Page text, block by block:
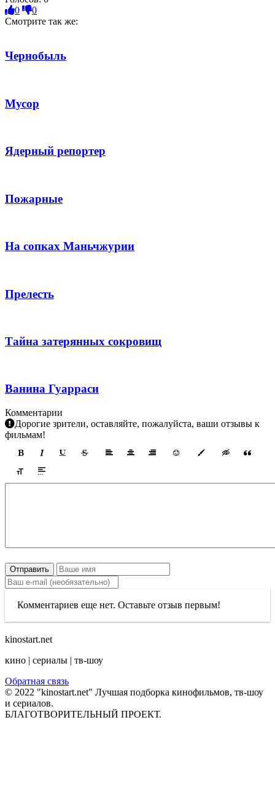
0
0
Смотрите так же:
Чернобыль
Мусор
Ядерный репортер
Пожарные
На сопках Маньчжурии
Прелесть
Тайна затерянных сокровищ
Ванина Гуарраси
Комментарии
Дорогие зрители, оставляйте, пожалуйста, ваши отзывы к
фильмам!
Отправить
Комментариев еще нет. Оставьте отзыв первым!
kinostart.net
кино | сериалы | тв-шоу
Обратная связь
© 2022 "kinostart.net" Лучшая подборка кинофильмов, тв-шоу
и сериалов.
БЛАГОТВОРИТЕЛЬНЫЙ ПРОЕКТ.